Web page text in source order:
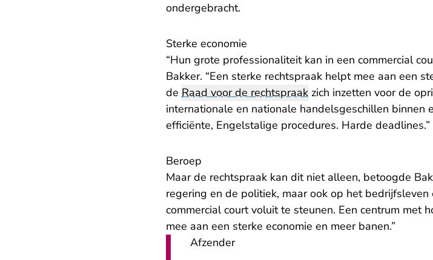
ondergebracht.
Sterke economie
“Hun grote professionaliteit kan in een commercial
Bakker. “Een sterke rechtspraak helpt mee aan een
de Raad voor de rechtspraak zich inzetten voor de
internationale en nationale handelsgeschillen binnen
efficiënte, Engelstalige procedures. Harde deadlines.”
Beroep
Maar de rechtspraak kan dit niet alleen, betoogde
regering en de politiek, maar ook op het
commercial court voluit te steunen. Een centrum met
mee aan een sterke economie en meer banen.”
Afzender